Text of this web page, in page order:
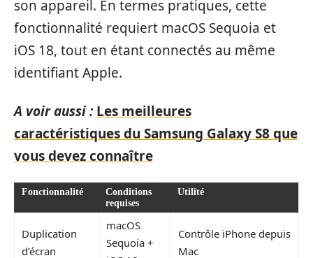
son appareil. En termes pratiques, cette
fonctionnalité requiert macOS Sequoia et
iOS 18, tout en étant connectés au même
identifiant Apple.
A voir aussi : Les meilleures
caractéristiques du Samsung Galaxy S8 que
vous devez connaître
Fonctionnalité
Conditions
requises
Utilité
Duplication
d’écran
macOS
Sequoia +
Contrôle iPhone depuis
Mac